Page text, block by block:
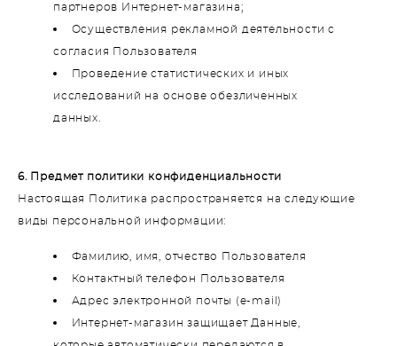
партнеров Интернет-магазина;
Осуществления рекламной деятельности с
согласия Пользователя
Проведение статистических и иных
исследований на основе обезличенных
данных.
6. Предмет политики конфиденциальности
Настоящая Политика распространяется на следующие
виды персональной информации:
Фамилию, имя, отчество Пользователя
Контактный телефон Пользователя
Адрес электронной почты (e-mail)
Интернет-магазин защищает Данные,